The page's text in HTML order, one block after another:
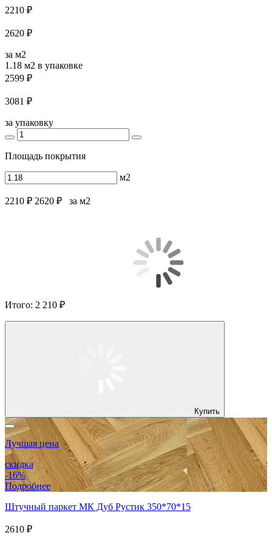
2210 ₽
2620 ₽
за м2
1.18 м2 в упаковке
2599 ₽
3081 ₽
за упаковку
Площадь покрытия
м2
2210 ₽ 2620 ₽ за м2
Итого: 2 210 ₽
Купить
Лучшая цена
скидка
-16%
Подробнее
Штучный паркет МК Дуб Рустик 350*70*15
2610 ₽